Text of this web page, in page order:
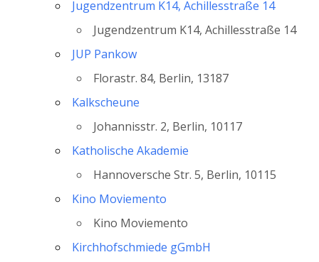
Jugendzentrum K14, Achillesstraße 14
Jugendzentrum K14, Achillesstraße 14
JUP Pankow
Florastr. 84, Berlin, 13187
Kalkscheune
Johannisstr. 2, Berlin, 10117
Katholische Akademie
Hannoversche Str. 5, Berlin, 10115
Kino Moviemento
Kino Moviemento
Kirchhofschmiede gGmbH